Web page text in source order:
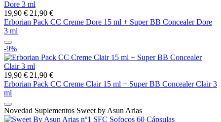
19,90 € 21,90 €
Erborian Pack CC Creme Dore 15 ml + Super BB Concealer Dore
3 ml
-9%
19,90 € 21,90 €
Erborian Pack CC Creme Clair 15 ml + Super BB Concealer Clair 3
ml
Novedad Suplementos Sweet by Asun Arias